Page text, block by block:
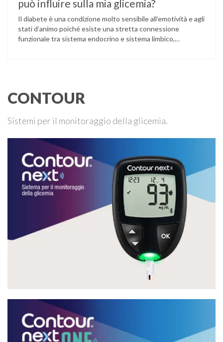
può influire sulla mia glicemia?
Il diabete è una condizione molto sensibile all’emotività e agli
stati d’animo poiché esiste una stretta connessione
funzionale tra sistema endocrino e sistema limbico,
CONTOUR
Sistemi per il monitoraggio della glicemia.